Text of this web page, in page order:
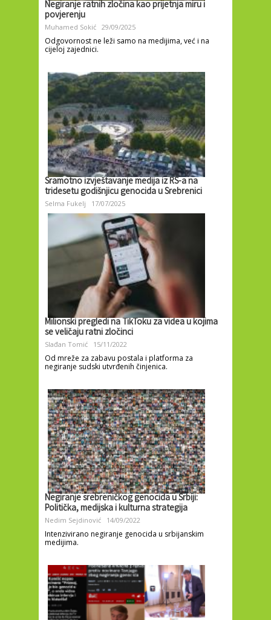
Negiranje ratnih zločina kao prijetnja miru i
povjerenju
Muhamed Sokić 29/09/2025
Odgovornost ne leži samo na medijima, već i na
cijeloj zajednici.
Sramotno izvještavanje medija iz RS-a na
tridesetu godišnjicu genocida u Srebrenici
Selma Fukelj 17/07/2025
Milionski pregledi na TikToku za videa u kojima
se veličaju ratni zločinci
Slađan Tomić 15/11/2022
Od mreže za zabavu postala i platforma za
negiranje sudski utvrđenih činjenica.
Negiranje srebreničkog genocida u Srbiji:
Politička, medijska i kulturna strategija
Nedim Sejdinović 14/09/2022
Intenzivirano negiranje genocida u srbijanskim
medijima.